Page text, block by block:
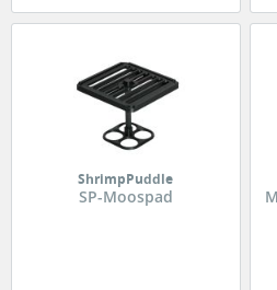
ShrimpPuddle
SP-Moospad